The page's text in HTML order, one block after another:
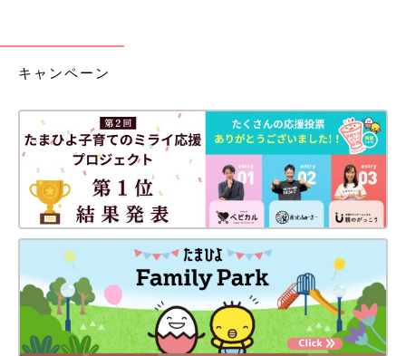
キャンペーン